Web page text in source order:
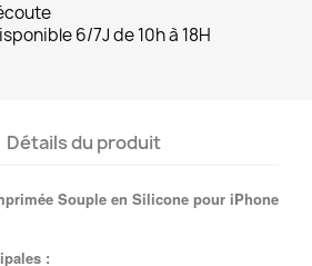
6/7J de 10h à 18H
Détails du produit
Souple en Silicone pour iPhone
: